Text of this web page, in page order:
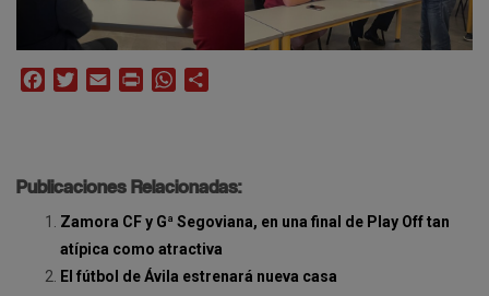
FacebookTwitterEmail Print WhatsApp
Publicaciones Relacionadas:
Zamora CF y Gª Segoviana, en una final de Play Off tan
atípica como atractiva
El fútbol de Ávila estrenará nueva casa